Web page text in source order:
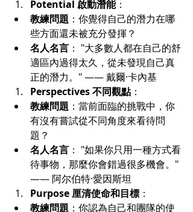
Potential 啟動潛能：
教練問題 ：你覺得自己的潛力在哪
些方面還未被充分發揮？
名人名言 ： "大多數人都在自己的舒
適區內過得太久，從未發現自己真
正的潛力。" —— 戴爾·卡內基
Perspectives 不同觀點：
教練問題 ：當前面臨的挑戰中，你
有沒有嘗試從不同角度來看待問
題？
名人名言 ： "如果你只用一種方式看
待事物，那麼你會錯過很多機會。"
—— 阿尔伯特·愛因斯坦
Purpose 厘清使命和目標 ：
教練問題 ：你認為自己和團隊的使